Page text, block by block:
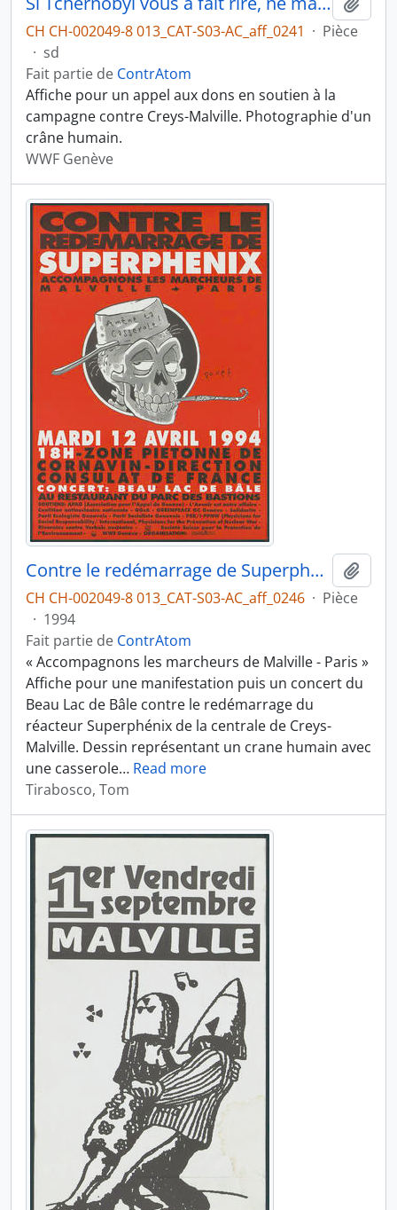
CH CH-002049-8 013_CAT-S03-AC_aff_0241 · Pièce
· sd
Fait partie de ContrAtom
Affiche pour un appel aux dons en soutien à la
campagne contre Creys-Malville. Photographie d'un
crâne humain.
WWF Genève
Contre le redémarrage de Superphénix
CH CH-002049-8 013_CAT-S03-AC_aff_0246 · Pièce
· 1994
Fait partie de ContrAtom
« Accompagnons les marcheurs de Malville - Paris »
Affiche pour une manifestation puis un concert du
Beau Lac de Bâle contre le redémarrage du
réacteur Superphénix de la centrale de Creys-
Malville. Dessin représentant un crane humain avec
une casserole… Read more
Tirabosco, Tom